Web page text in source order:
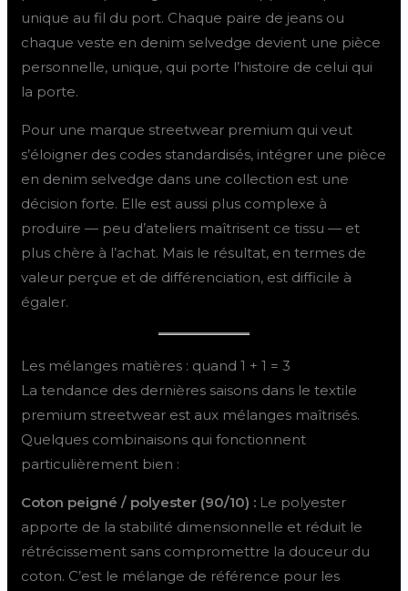
unique au fil du port. Chaque paire de jeans ou
chaque veste en denim selvedge devient une pièce
personnelle, unique, qui porte l’histoire de celui qui
la porte.
Pour une marque streetwear premium qui veut
s’éloigner des codes standardisés, intégrer une pièce
en denim selvedge dans une collection est une
décision forte. Elle est aussi plus complexe à
produire — peu d’ateliers maîtrisent ce tissu — et
plus chère à l’achat. Mais le résultat, en termes de
valeur perçue et de différenciation, est difficile à
égaler.
Les mélanges matières : quand 1 + 1 = 3
La tendance des dernières saisons dans le textile
premium streetwear est aux mélanges maîtrisés.
Quelques combinaisons qui fonctionnent
particulièrement bien :
Coton peigné / polyester (90/10) : Le polyester
apporte de la stabilité dimensionnelle et réduit le
rétrécissement sans compromettre la douceur du
coton. C’est le mélange de référence pour les